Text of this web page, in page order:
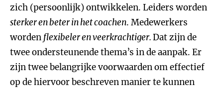
zich (persoonlijk) ontwikkelen. Leiders worden
sterker en beter in het coachen. Medewerkers
worden flexibeler en veerkrachtiger.Dat zijn de
twee ondersteunende thema’s in de aanpak. Er
zijn twee belangrijke voorwaarden om effectief
op de hiervoor beschreven manier te kunnen